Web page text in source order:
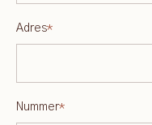
Adres*
Nummer*